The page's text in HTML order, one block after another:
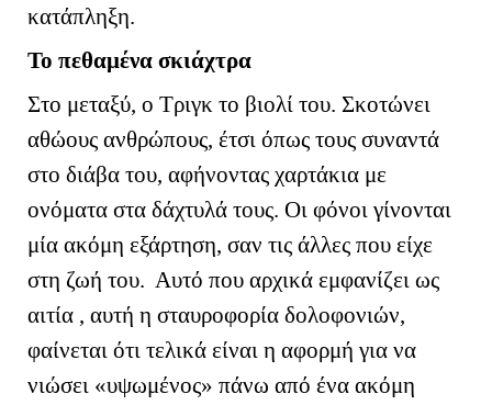
κατάπληξη.
Το πεθαμένα σκιάχτρα
Στο μεταξύ, ο Τριγκ το βιολί του. Σκοτώνει
αθώους ανθρώπους, έτσι όπως τους συναντά
στο διάβα του, αφήνοντας χαρτάκια με
ονόματα στα δάχτυλά τους. Οι φόνοι γίνονται
μία ακόμη εξάρτηση, σαν τις άλλες που είχε
στη ζωή του. Αυτό που αρχικά εμφανίζει ως
αιτία , αυτή η σταυροφορία δολοφονιών,
φαίνεται ότι τελικά είναι η αφορμή για να
νιώσει «υψωμένος» πάνω από ένα ακόμη